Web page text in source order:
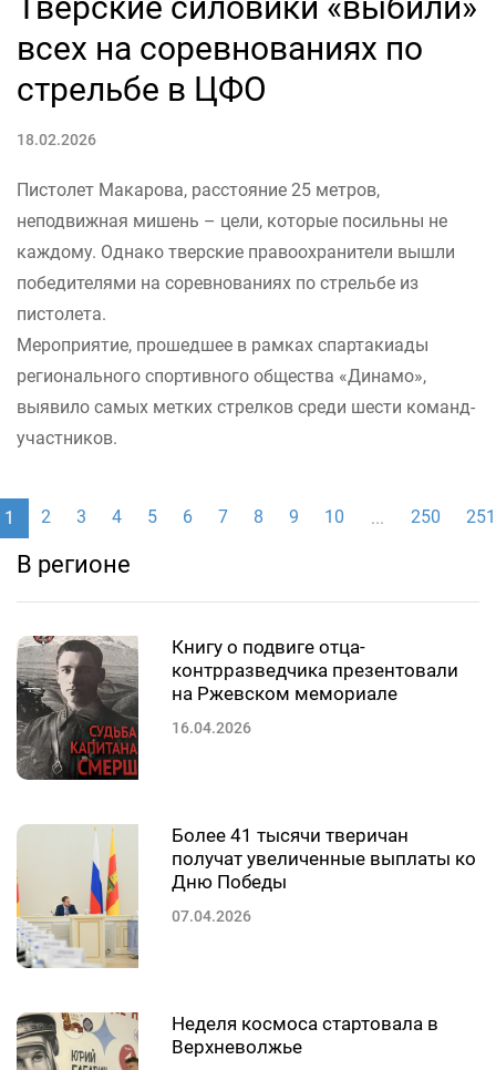
всех на соревнованиях по
стрельбе в ЦФО
18.02.2026
Пистолет Макарова, расстояние 25 метров,
неподвижная мишень – цели, которые посильны не
каждому. Однако тверские правоохранители вышли
победителями на соревнованиях по стрельбе из
пистолета.
Мероприятие, прошедшее в рамках спартакиады
регионального спортивного общества «Динамо»,
выявило самых метких стрелков среди шести команд-
участников.
1 2 3 4 5 6 7 8 9 10 ... 250 251
В регионе
Книгу о подвиге отца-
контрразведчика презентовали
на Ржевском мемориале
16.04.2026
Более 41 тысячи тверичан
получат увеличенные выплаты ко
Дню Победы
07.04.2026
Неделя космоса стартовала в
Верхневолжье